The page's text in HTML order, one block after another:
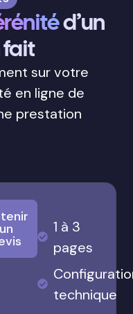
d’un
fait
sur votre
en ligne de
prestation
un
1 à 3
pages
technique